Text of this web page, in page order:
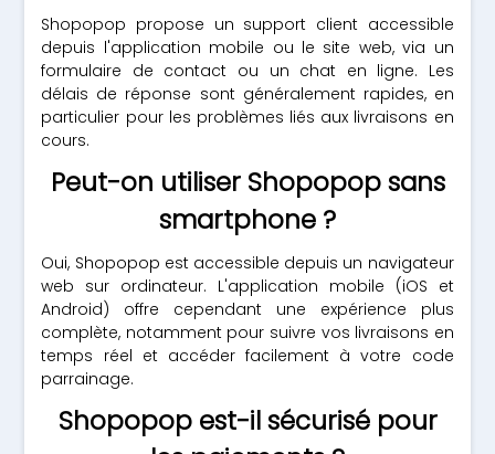
Shopopop propose un support client accessible
depuis l'application mobile ou le site web, via un
formulaire de contact ou un chat en ligne. Les
délais de réponse sont généralement rapides, en
particulier pour les problèmes liés aux livraisons en
cours.
Peut-on utiliser Shopopop sans
smartphone ?
Oui, Shopopop est accessible depuis un navigateur
web sur ordinateur. L'application mobile (iOS et
Android) offre cependant une expérience plus
complète, notamment pour suivre vos livraisons en
temps réel et accéder facilement à votre code
parrainage.
Shopopop est-il sécurisé pour